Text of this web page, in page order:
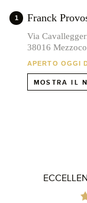
1
1 Franck
Via
38016
APERTO OGGI
MOSTRA IL